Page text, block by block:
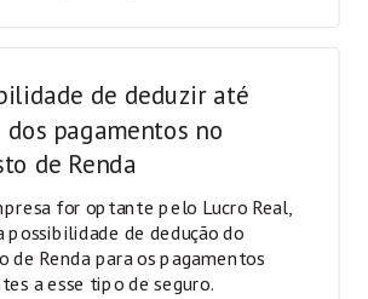
de deduzir até
dos pagamentos no
de Renda
for optante pelo Lucro Real,
possibilidade de dedução do
de Renda para os pagamentos
a esse tipo de seguro.